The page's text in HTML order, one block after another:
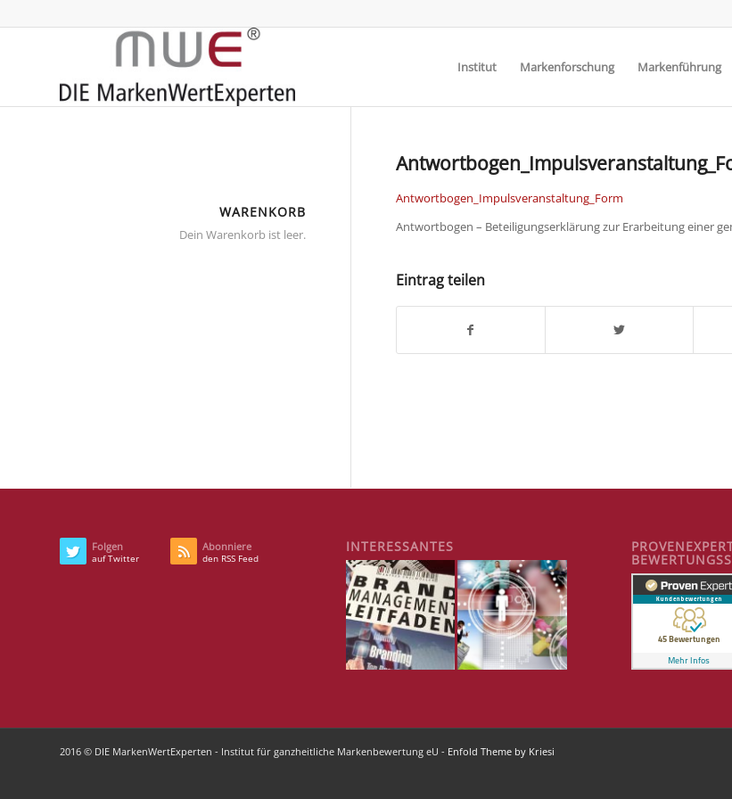
Institut Markenforschung Markenführung
Antwortbogen_Impulsveranstaltung_Form
Antwortbogen – Beteiligungserklärung zur Erarbeitung einer
Eintrag teilen
WARENKORB
Dein Warenkorb ist leer.
Folgen
auf Twitter
Abonniere
den RSS Feed
INTERESSANTES
2016 © DIE MarkenWertExperten - Institut für ganzheitliche Markenbewertung eU - Enfold Theme by Kriesi